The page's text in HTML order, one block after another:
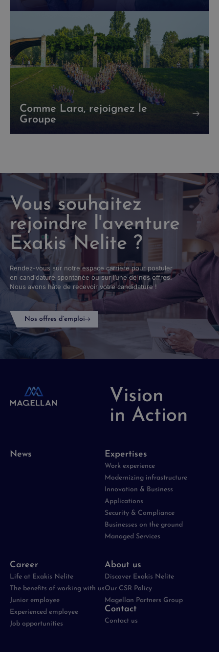
Comme Lara, rejoignez le
Groupe
Vous souhaitez
rejoindre l'aventure
Exakis Nelite ?
Rendez-vous sur notre espace carrière pour postuler
en candidature spontanée ou sur l’une de nos offres.
Nous avons hâte de recevoir votre candidature !
Nos offres d’emploi
Vision
in Action
News Expertises
Work experience
Modernizing infrastructure
Innovation & Business
Applications
Security & Compliance
Businesses on the ground
Managed Services
Career
Life at Exakis Nelite
The benefits of working with us
Junior employee
Experienced employee
Job opportunities
About us
Discover Exakis Nelite
Our CSR Policy
Magellan Partners Group
Contact
Contact us